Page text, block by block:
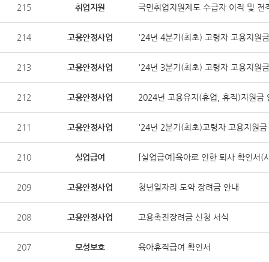
215 취업지원 국민취업지원제도 수급자 이직 및 전
214 고용안정사업 '24년 4분기(최초) 고령자 고용지원
213 고용안정사업 '24년 3분기(최초) 고령자 고용지원
212 고용안정사업 2024년 고용유지(휴업, 휴직)지원금
211 고용안정사업 '24년 2분기(최초)고령자 고용지원
210 실업급여 [실업급여]육아로 인한 퇴사 확인서(
209 고용안정사업 청년일자리 도약 장려금 안내
208 고용안정사업 고용촉진장려금 신청 서식
207 모성보호 육아휴직급여 확인서